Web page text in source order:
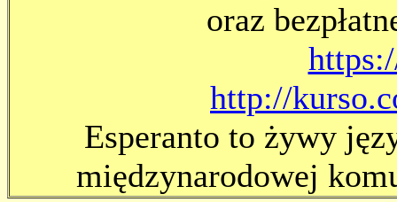
oraz
http://
Esperanto to żywy
międzynarodowej